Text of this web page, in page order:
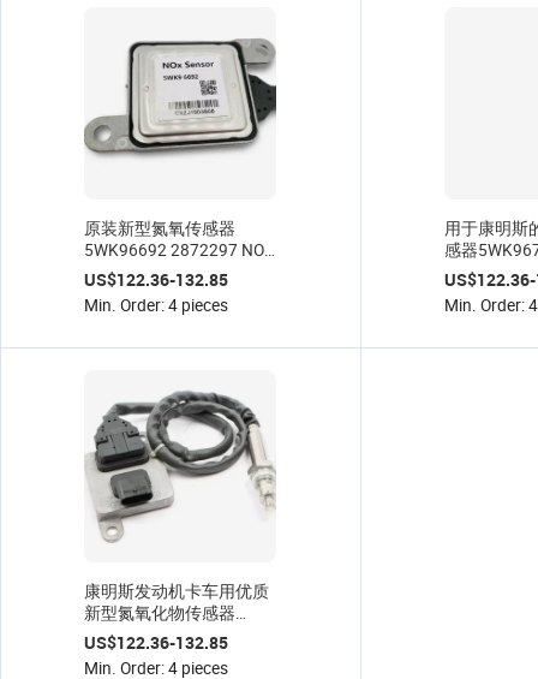
原装新型氮氧传感器
5WK96692 2872297 NOX
传感器
US$122.36-132.85
Min. Order: 4 pieces
用于康明斯
感器
2872944/
感器
Min. Order:
康明斯发动机卡车用优质
新型氮氧化物传感器
2872236 5WK9 6691
US$122.36-132.85
Min. Order: 4 pieces